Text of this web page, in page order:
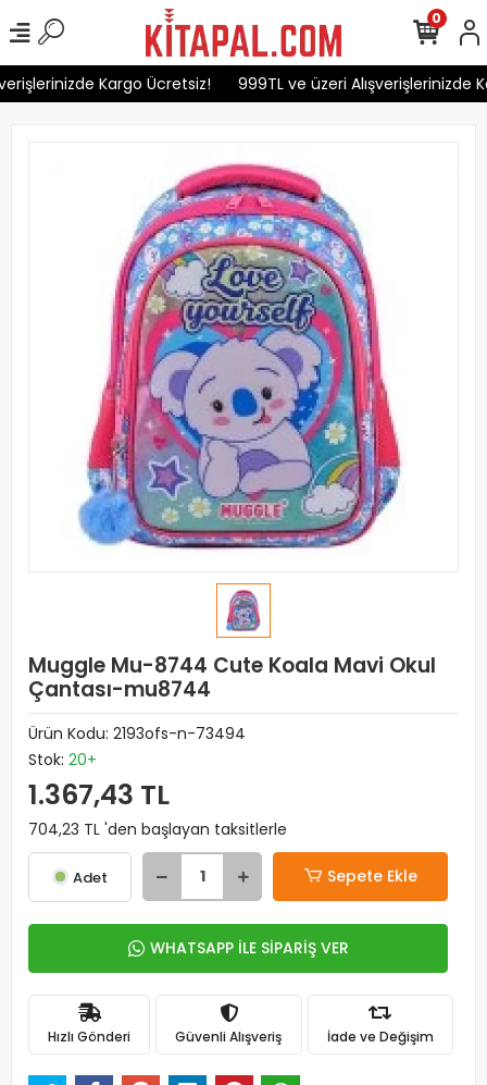
Kargo Ücretsiz! 999TL ve üzeri Alışverişlerinizde
0
Muggle Mu-8744 Cute Koala Mavi Okul
Çantası-mu8744
Ürün Kodu: 2193ofs-n-73494
Stok: 20+
1.367,43 TL
704,23 TL 'den başlayan taksitlerle
Adet Sepete Ekle
WHATSAPP İLE SİPARİŞ VER
Hızlı Gönderi Güvenli Alışveriş İade ve Değişim